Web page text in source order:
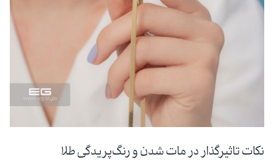
نکات تاثیرگذار در مات شدن و رنگ‌پریدگی طلا